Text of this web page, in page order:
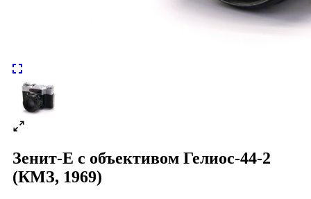
Зенит-Е с объективом Гелиос-44-2
(КМЗ, 1969)